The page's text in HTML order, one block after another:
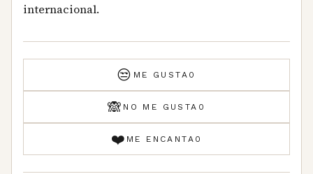
internacional.
😒 ME GUSTA 0
🙈 NO ME GUSTA 0
❤️ ME ENCANTA 0